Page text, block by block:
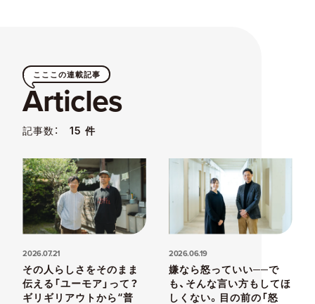
こここの連載記事
Articles
記事数：15 件
2026.07.21
その人らしさをそのまま
伝える「ユーモア」って？
ギリギリアウトから“普
2026.06.19
嫌なら怒っていい──で
も、そんな言い方もしてほ
しくない。目の前の「怒